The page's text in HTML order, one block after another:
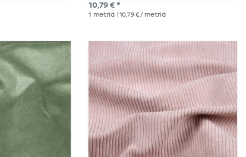
10,79 € *
1 metriä | 10,79 € / metriä